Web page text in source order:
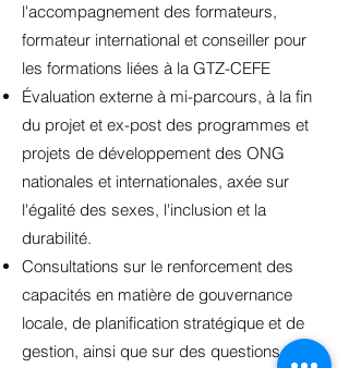
l'accompagnement des formateurs,
formateur international et conseiller pour
les formations liées à la GTZ-CEFE
Évaluation externe à mi-parcours, à la fin
du projet et ex-post des programmes et
projets de développement des ONG
nationales et internationales, axée sur
l'égalité des sexes, l'inclusion et la
durabilité.
Consultations sur le renforcement des
capacités en matière de gouvernance
locale, de planification stratégique et de
gestion, ainsi que sur des questions